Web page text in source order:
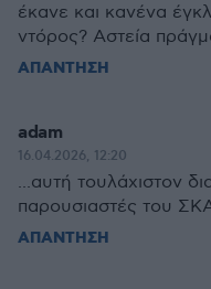
έκανε και κανένα
ντόρος? Αστεία
ΑΠΑΝΤΗΣΗ
adam
16.04.2026, 12:20
...αυτή τουλάχιστον
παρουσιαστές του
ΑΠΑΝΤΗΣΗ